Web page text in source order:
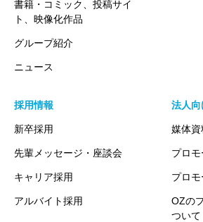
書籍・コミック、投稿サイ
ト、映像化作品
グループ紹介
ニュース
採用情報
新卒採用
先輩メッセージ・座談会
キャリア採用
アルバイト採用
法人向
媒体資
プロ
プロ
OZの
ついて